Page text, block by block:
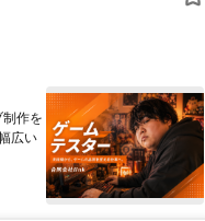
作を
広い